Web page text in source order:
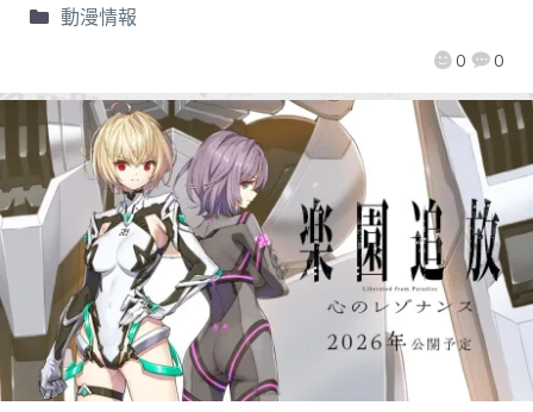
0 0
動漫情報